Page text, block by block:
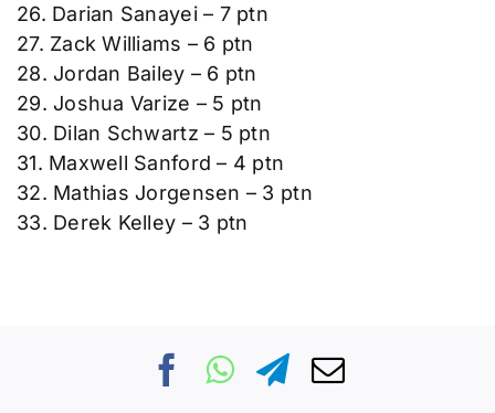
26. Darian Sanayei – 7 ptn
27. Zack Williams – 6 ptn
28. Jordan Bailey – 6 ptn
29. Joshua Varize – 5 ptn
30. Dilan Schwartz – 5 ptn
31. Maxwell Sanford – 4 ptn
32. Mathias Jorgensen – 3 ptn
33. Derek Kelley – 3 ptn